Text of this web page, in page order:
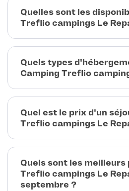
Quelles sont les
Treflio campings Le
Quels types
Camping Treflio
Quel est le prix d'un
Treflio campings Le
Quels sont les meilleurs
Treflio campings Le
septembre ?